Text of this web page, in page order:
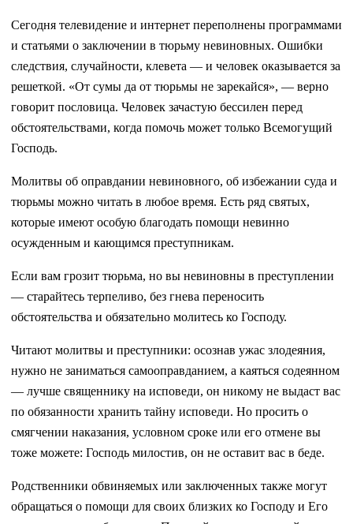
Сегодня телевидение и интернет переполнены программами
и статьями о заключении в тюрьму невиновных. Ошибки
следствия, случайности, клевета — и человек оказывается за
решеткой. «От сумы да от тюрьмы не зарекайся», — верно
говорит пословица. Человек зачастую бессилен перед
обстоятельствами, когда помочь может только Всемогущий
Господь.
Молитвы об оправдании невиновного, об избежании суда и
тюрьмы можно читать в любое время. Есть ряд святых,
которые имеют особую благодать помощи невинно
осужденным и кающимся преступникам.
Если вам грозит тюрьма, но вы невиновны в преступлении
— старайтесь терпеливо, без гнева переносить
обстоятельства и обязательно молитесь ко Господу.
Читают молитвы и преступники: осознав ужас злодеяния,
нужно не заниматься самооправданием, а каяться содеянном
— лучше священнику на исповеди, он никому не выдаст вас
по обязанности хранить тайну исповеди. Но просить о
смягчении наказания, условном сроке или его отмене вы
тоже можете: Господь милостив, он не оставит вас в беде.
Родственники обвиняемых или заключенных также могут
обращаться о помощи для своих близких ко Господу и Его